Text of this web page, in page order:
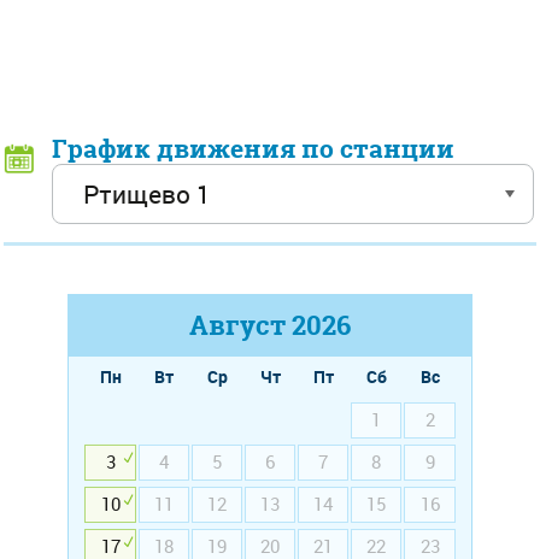
График движения по станции
Август2026
Пн Вт Ср Чт Пт Сб
Вс
1
2
3
4 5 6 7 8
9
10
11 12 13 14 15
16
17
18 19 20 21 22
23